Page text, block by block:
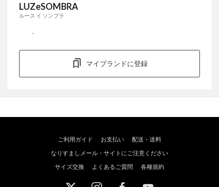
LUZeSOMBRA
ルース イ ソンブラ
マイブランドに登録
ご利用ガイド お支払い
配送・送料
なりすましメール・サイトにご注意ください
サイズ交換
よくあるご質問 各種規約